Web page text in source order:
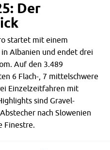
Der
startet mit einem
Albanien und endet drei
Auf den 3.489
6 Flach-, 7 mittelschwere
Einzelzeitfahren mit
sind Gravel-
nach Slowenien
Finestre.